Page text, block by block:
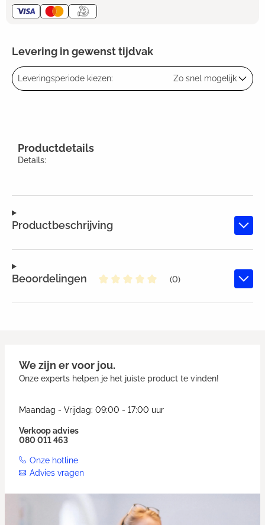
Levering in gewenst tijdvak
Leveringsperiode kiezen: Zo snel mogelijk
Productbeschrijving
Beoordelingen
(0)
Productdetails
Details:
We zijn er voor jou.
Onze experts helpen je het juiste product te vinden!
Maandag - Vrijdag: 09:00 - 17:00 uur
Verkoop advies
080 011 463
Onze hotline
Advies vragen